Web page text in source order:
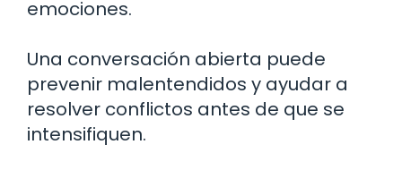
emociones.
Una conversación abierta puede
prevenir malentendidos y ayudar a
resolver conflictos antes de que se
intensifiquen.